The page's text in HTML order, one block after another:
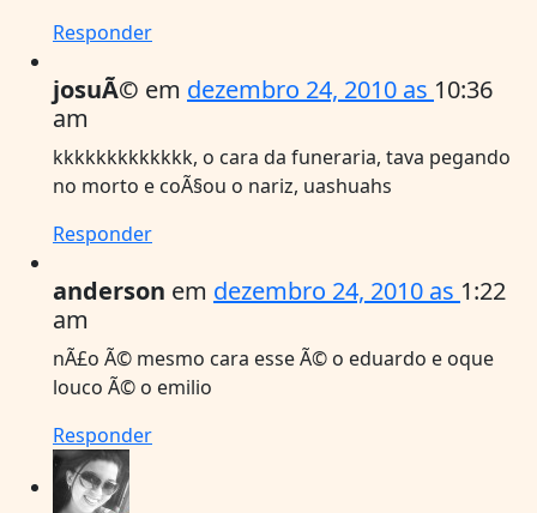
Responder
josuÃ© em dezembro 24, 2010 as 10:36
am
kkkkkkkkkkkkk, o cara da funeraria, tava pegando
no morto e coÃ§ou o nariz, uashuahs
Responder
anderson em dezembro 24, 2010 as 1:22
am
nÃ£o Ã© mesmo cara esse Ã© o eduardo e oque
louco Ã© o emilio
Responder